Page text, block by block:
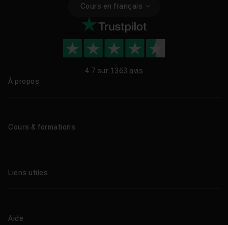
Cours en français
4.7 sur 1363 avis
À propos
Cours & formations
Formations certifiantes
Promos
Liens utiles
Aide